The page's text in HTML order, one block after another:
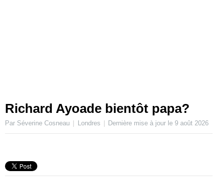
Richard Ayoade bientôt papa?
Par Séverine Cosneau Londres Dernière mise à jour le9 août 2026